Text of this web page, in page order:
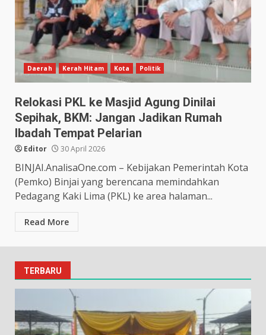
Daerah Kerah Hitam Kota Politik
Relokasi PKL ke Masjid Agung Dinilai
Sepihak, BKM: Jangan Jadikan Rumah
Ibadah Tempat Pelarian
Editor 30 April 2026
BINJAI.AnalisaOne.com – Kebijakan Pemerintah Kota
(Pemko) Binjai yang berencana memindahkan
Pedagang Kaki Lima (PKL) ke area halaman...
Read More
TERBARU